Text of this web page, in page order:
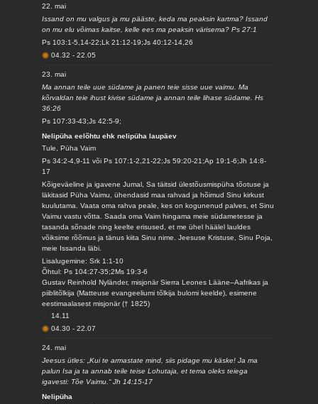
22. mai
Issand on mu valgus ja mu pääste, keda ma peaksin kartma? Issand
on mu elu võimas kaitse, kelle ees ma peaksin värisema? Ps 27:1
Ps 103:1-5,14-22;Lk 21:12-19;Js 40:12-14,26
04.32-22.05
23. mai
Ma annan teile uue südame ja panen teie sisse uue vaimu. Ma
kõrvaldan teie ihust kivise südame ja annan teile lihase südame. Hs
36:26
Ps 107:33-43;Js 42:5-9;
Nelipüha eelõhtu ehk nelipüha laupäev
Tule, Püha Vaim
Ps 34:2-4,9-11 või Ps 107:1-2,21-22;Js 59:20-21;Ap 19:1-6;Jh 14:8-
17
Kõigeväeline ja igavene Jumal, Sa täitsid ülestõusmispüha tõotuse ja
läkitasid Püha Vaimu, ühendasid maa rahvad ja hõimud Sinu kirkust
kuulutama. Vaata oma rahva peale, kes on kogunenud palves, et Sinu
Vaimu vastu võtta. Saada oma Vaim hingama meie südametesse ja
tasanda sõnade ning keelte erisused, et me ühel häälel lauldes
võiksime rõõmus ja tänus kiita Sinu nime. Jeesuse Kristuse, Sinu Poja,
meie Issanda läbi.
Lisalugemine: Srk 1:1-10
Õhtul: Ps 104:27-35;2Ms 19:3-6
Gustav Reinhold Nyländer, misjonär Sierra Leones Lääne–Aafrikas ja
piiblitõlkija (Matteuse evangeeliumi tõlkija bulomi keelde), esimene
eestimaalasest misjonär († 1825)
14.11
04.30-22.07
24. mai
Jeesus ütles: „Kui te armastate mind, siis pidage mu käske! Ja ma
palun Isa ja ta annab teile teise Lohutaja, et tema oleks teiega
igavesti: Tõe Vaimu.“ Jh 14:15-17
Nelipüha